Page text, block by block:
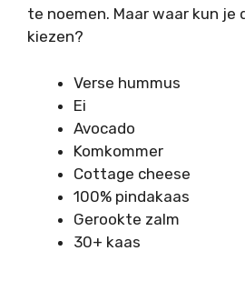
te noemen. Maar waar kun je
kiezen?
Verse hummus
Ei
Avocado
Komkommer
Cottage cheese
100% pindakaas
Gerookte zalm
30+ kaas